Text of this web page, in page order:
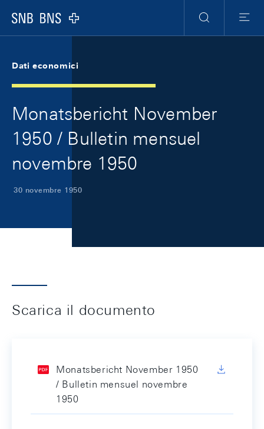
Logo
Ricerca
Menu
Dati economici
Monatsbericht November
1950 / Bulletin mensuel
novembre 1950
30 novembre 1950
Scarica il documento
Monatsbericht November 1950
/ Bulletin mensuel novembre
1950